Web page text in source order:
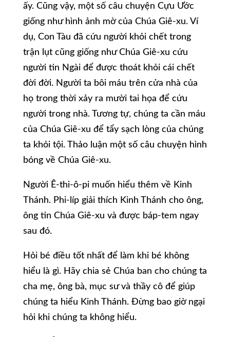
ấy. Cũng vậy, một số câu chuyện Cựu Ước
giống như hình ảnh mờ của Chúa Giê-xu. Ví
dụ, Con Tàu đã cứu người khỏi chết trong
trận lụt cũng giống như Chúa Giê-xu cứu
người tin Ngài để được thoát khỏi cái chết
đời đời. Người ta bôi máu trên cửa nhà của
họ trong thời xảy ra mười tai họa để cứu
người trong nhà. Tương tự, chúng ta cần máu
của Chúa Giê-xu để tẩy sạch lòng của chúng
ta khỏi tội. Thảo luận một số câu chuyện hình
bóng về Chúa Giê-xu.
Người Ê-thi-ô-pi muốn hiểu thêm về Kinh
Thánh. Phi-líp giải thích Kinh Thánh cho ông,
ông tin Chúa Giê-xu và được báp-tem ngay
sau đó.
Hỏi bé điều tốt nhất để làm khi bé không
hiểu là gì. Hãy chia sẻ Chúa ban cho chúng ta
cha mẹ, ông bà, mục sư và thầy cô để giúp
chúng ta hiểu Kinh Thánh. Đừng bao giờ ngại
hỏi khi chúng ta không hiểu.